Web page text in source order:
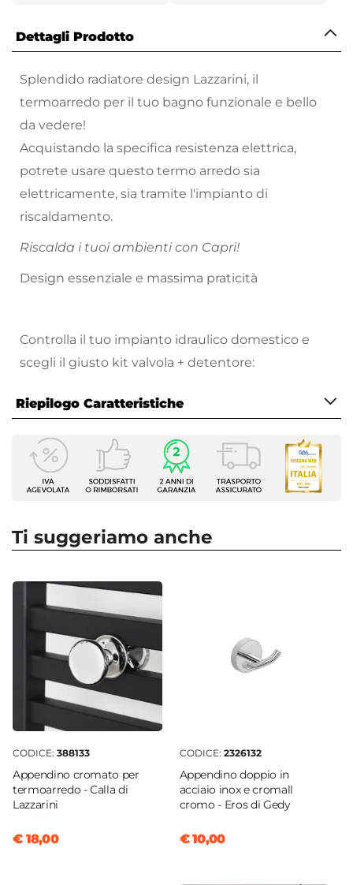
Dettagli Prodotto
Splendido radiatore design Lazzarini, il
termoarredo per il tuo bagno funzionale e bello
da vedere!
Acquistando la specifica resistenza elettrica,
potrete usare questo termo arredo sia
elettricamente, sia tramite l'impianto di
riscaldamento.
Riscalda i tuoi ambienti con Capri!
Design essenziale e massima praticità
Controlla il tuo impianto idraulico domestico e
scegli il giusto kit valvola + detentore:
Ecco le tipologie di impianto più diffuse e i link ai
relativimodelli compatibili:
Tubi in rame da 10 mm
Tubi in rame da 12 mm
Tubi in rame da 14 mm
Tubi in multistrato da 16x2,25 mm
Riepilogo Caratteristiche
Caratteristiche
Tipologia
Termoarredo idraulico|Termoarredo elettrico
Larghezza
115 cm
Profondità
10 cm
Interasse
45 cm
Installazione
Piatto
Numero Tubi
Forma Tubi
Ti suggeriamo anche
CODICE: 388133
Appendino cromato per
termoarredo - Calla di
Lazzarini
€ 18,00
CODICE: 2326132
Appendino doppio in
acciaio inox e cromall
cromo - Eros di Gedy
€ 10,00